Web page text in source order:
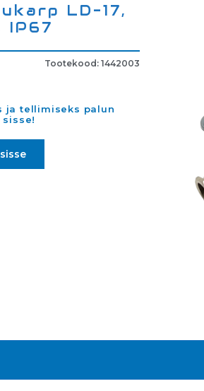
LD-17,
IP67
Tootekood: 1442003
ja tellimiseks palun